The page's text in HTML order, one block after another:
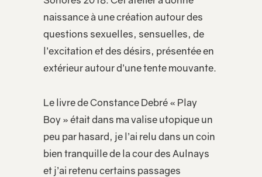
naissance à une création autour des
questions sexuelles, sensuelles, de
l’excitation et des désirs, présentée en
extérieur autour d’une tente mouvante.
Le livre de Constance Debré « Play
Boy » était dans ma valise utopique un
peu par hasard, je l’ai relu dans un coin
bien tranquille de la cour des Aulnays
et j’ai retenu certains passages